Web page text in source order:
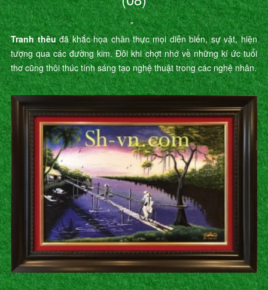
"
Tranh thêuđã khắc họa chân thực mọi diễn biến, sự vật, hiện
tượng qua các đường kim. Đôi khi chợt nhớ về những kí ức tuổi
thơ cũng thôi thúc tính sáng tạo nghệ thuật trong các nghệ nhân.